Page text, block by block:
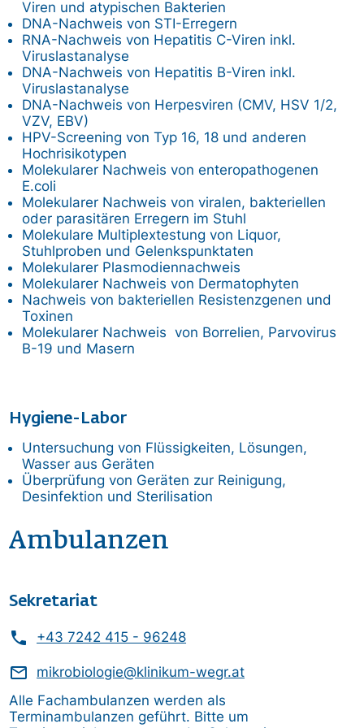
Viren und atypischen Bakterien
DNA-Nachweis von STI-Erregern
RNA-Nachweis von Hepatitis C-Viren inkl.
Viruslastanalyse
DNA-Nachweis von Hepatitis B-Viren inkl.
Viruslastanalyse
DNA-Nachweis von Herpesviren (CMV, HSV 1/2,
VZV, EBV)
HPV-Screening von Typ 16, 18 und anderen
Hochrisikotypen
Molekularer Nachweis von enteropathogenen
E.coli
Molekularer Nachweis von viralen, bakteriellen
oder parasitären Erregern im Stuhl
Molekulare Multiplextestung von Liquor,
Stuhlproben und Gelenkspunktaten
Molekularer Plasmodiennachweis
Molekularer Nachweis von Dermatophyten
Nachweis von bakteriellen Resistenzgenen und
Toxinen
Molekularer Nachweis von Borrelien, Parvovirus
B-19 und Masern
Hygiene-Labor
Untersuchung von Flüssigkeiten, Lösungen,
Wasser aus Geräten
Überprüfung von Geräten zur Reinigung,
Desinfektion und Sterilisation
Ambulanzen
Sekretariat
phone +43 7242 415 - 96248
mail_outline
mikrobiologie@klinikum-wegr.at
Alle Fachambulanzen werden als
Terminambulanzen geführt. Bitte um